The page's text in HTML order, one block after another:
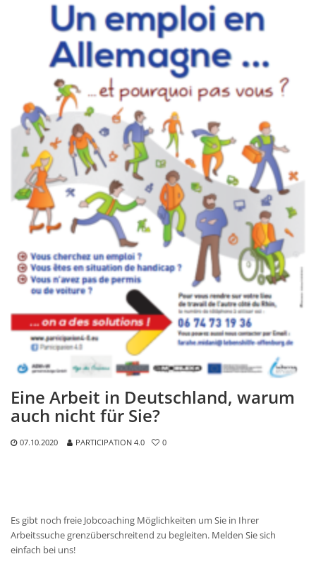
Eine Arbeit in Deutschland, warum
auch nicht für Sie?
07.10.2020 PARTICIPATION 4.0 0
Es gibt noch freie Jobcoaching Möglichkeiten um Sie in Ihrer
Arbeitssuche grenzüberschreitend zu begleiten. Melden Sie sich
einfach bei uns!